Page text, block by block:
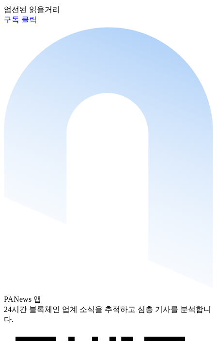
엄선된 읽을거리
구독 클릭
PANews 앱
24시간 블록체인 업계 소식을 추적하고 심층 기사를 분석합니
다.